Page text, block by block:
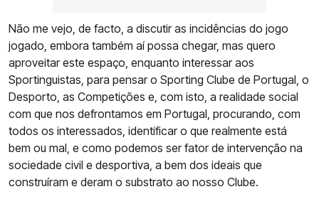
Não me vejo, de facto, a discutir as incidências do jogo
jogado, embora também aí possa chegar, mas quero
aproveitar este espaço, enquanto interessar aos
Sportinguistas, para pensar o Sporting Clube de Portugal, o
Desporto, as Competições e, com isto, a realidade social
com que nos defrontamos em Portugal, procurando, com
todos os interessados, identificar o que realmente está
bem ou mal, e como podemos ser fator de intervenção na
sociedade civil e desportiva, a bem dos ideais que
construíram e deram o substrato ao nosso Clube.